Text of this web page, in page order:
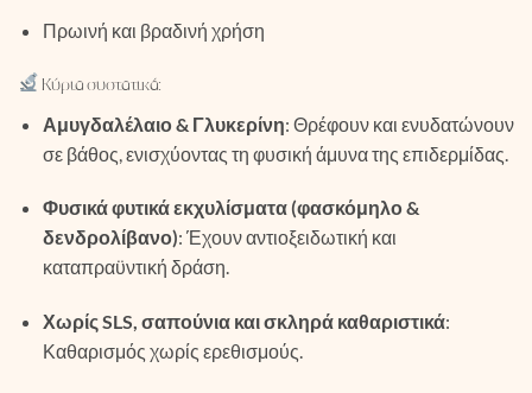
Πρωινή και βραδινή χρήση
Κύρια συστατικά:
Αμυγδαλέλαιο & Γλυκερίνη: Θρέφουν και ενυδατώνουν
σε βάθος, ενισχύοντας τη φυσική άμυνα της επιδερμίδας.
Φυσικά φυτικά εκχυλίσματα (φασκόμηλο &
δενδρολίβανο): Έχουν αντιοξειδωτική και
καταπραϋντική δράση.
Χωρίς SLS, σαπούνια και σκληρά καθαριστικά:
Καθαρισμός χωρίς ερεθισμούς.